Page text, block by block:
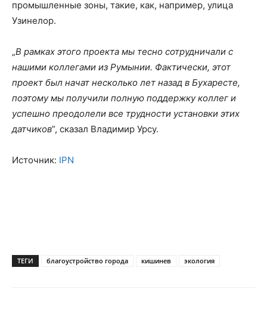
промышленные зоны, такие, как, например, улица
Узинелор.
„В рамках этого проекта мы тесно сотрудничали с
нашими коллегами из Румынии. Фактически, этот
проект был начат несколько лет назад в Бухаресте,
поэтому мы получили полную поддержку коллег и
успешно преодолели все трудности установки этих
датчиков”, сказал Владимир Урсу.
Источник: IPN
ТЕГИ благоустройство города кишинев экология